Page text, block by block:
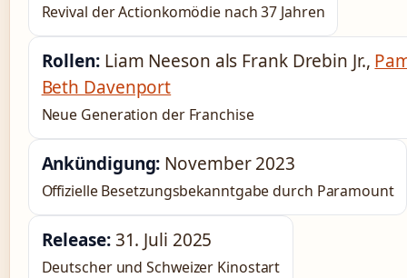
Revival der Actionkomödie nach 37 Jahren
Rollen:Liam Neeson als Frank Drebin Jr.,
Beth Davenport
Neue Generation der Franchise
Ankündigung: November 2023
Offizielle Besetzungsbekanntgabe durch Paramount
Release:31. Juli 2025
Deutscher und Schweizer Kinostart